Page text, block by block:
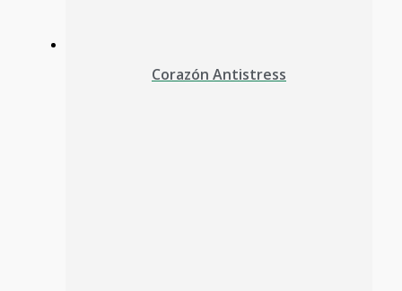
Corazón Antistress